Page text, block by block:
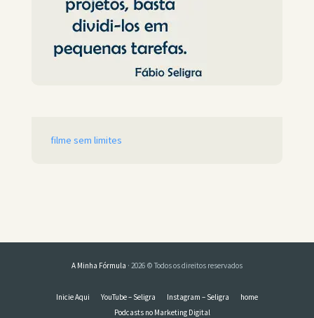
filme sem limites
A Minha Fórmula · 2026 © Todos os direitos reservados
Inicie Aqui YouTube – Seligra Instagram – Seligra
home
Podcasts no Marketing Digital